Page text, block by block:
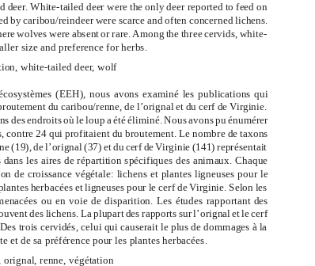
White-tailed deer were the only deer reported to feed on
by caribou/reindeer were scarce and often concerned lichens.
wolves were absent or rare. Among the three cervids, white-
size and preference for herbs.
white-tailed deer, wolf
(EEH), nous avons examiné les publications qui
du caribou/renne, de l’orignal et du cerf de Virginie.
des endroits où le loup a été éliminé. Nous avons pu énumérer
contre 24 qui profitaient du broutement. Le nombre de taxons
(19), de l’orignal (37) et du cerf de Virginie (141) représentait
les aires de répartition spécifiques des animaux. Chaque
de croissance végétale: lichens et plantes ligneuses pour le
herbacées et ligneuses pour le cerf de Virginie. Selon les
ou en voie de disparition. Les études rapportant des
des lichens. La plupart des rapports sur l’orignal et le cerf
trois cervidés, celui qui causerait le plus de dommages à la
de sa préférence pour les plantes herbacées.
renne, végétation